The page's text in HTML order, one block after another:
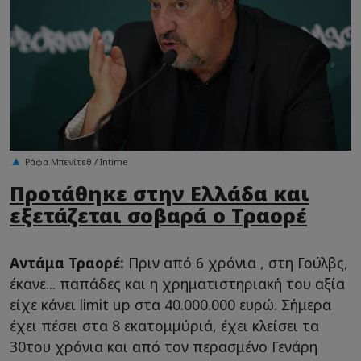
Ράφα Μπενίτεθ / Intime
Προτάθηκε στην Ελλάδα και
εξετάζεται σοβαρά ο Τραορέ
Αντάμα Τραορέ: Πριν από 6 χρόνια , στη Γούλβς,
έκανε... παπάδες και η χρηματιστηριακή του αξία
είχε κάνει limit up στα 40.000.000 ευρώ. Σήμερα
έχει πέσει στα 8 εκατομμύριά, έχει κλείσει τα
30του χρόνια και από τον περασμένο Γενάρη